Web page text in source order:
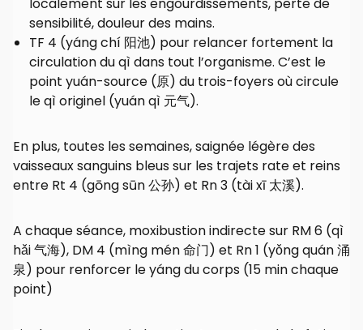
localement sur les engourdissements, perte de
sensibilité, douleur des mains.
TF 4 (yáng chí 阳池) pour relancer fortement la
circulation du qì dans tout l’organisme. C’est le
point yuán-source (原) du trois-foyers où circule
le qì originel (yuán qì 元气).
En plus, toutes les semaines, saignée légère des
vaisseaux sanguins bleus sur les trajets rate et reins
entre Rt 4 (gōng sūn 公孙) et Rn 3 (tài xī 太溪).
A chaque séance, moxibustion indirecte sur RM 6 (qì
hǎi 气海), DM 4 (mìng mén 命门) et Rn 1 (yǒng quán 涌
泉) pour renforcer le yáng du corps (15 min chaque
point)